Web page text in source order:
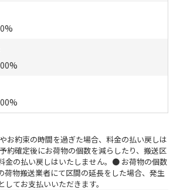
お約束の時間を過ぎた場合、料金の払い戻しは
約確定後にお荷物の個数を減らしたり、搬送区
の払い戻しはいたしません。 ● お荷物の個数
荷物搬送業者にて区間の延長をした場合、発生
してお支払いいただきます。